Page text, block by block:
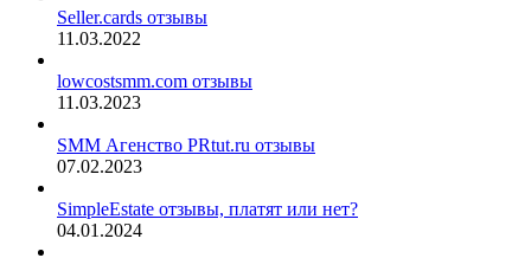
Seller.cards отзывы
11.03.2022
lowcostsmm.com отзывы
11.03.2023
SMM Агенство PRtut.ru отзывы
07.02.2023
SimpleEstate отзывы, платят или нет?
04.01.2024